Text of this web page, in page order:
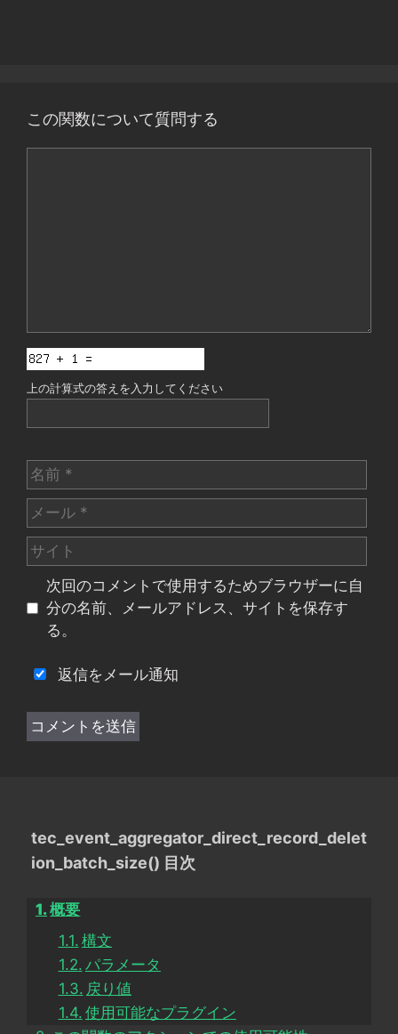
この関数について質問する
上の計算式の答えを入力してください
名
前
メ
ー
ル
サ
イ
次回のコメントで使用するためブラウザーに自
分の名前、メールアドレス、サイトを保存す
る。
返信をメール通知
tec_event_aggregator_direct_record_delet
ion_batch_size() 目次
概要
構文
パラメータ
戻り値
使用可能なプラグイン